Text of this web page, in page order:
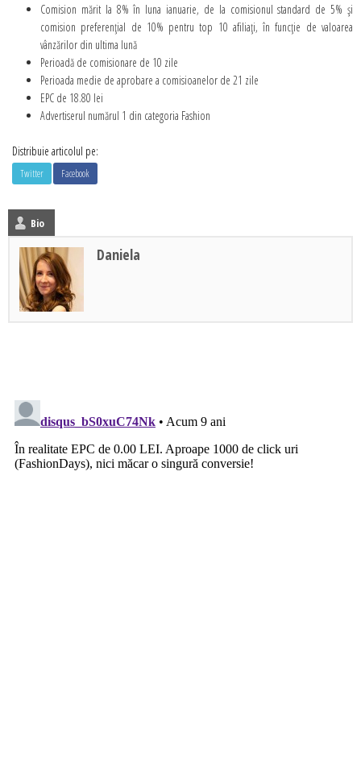
Comision mărit la 8% în luna ianuarie, de la comisionul standard de 5% și
comision preferențial de 10% pentru top 10 afiliați, în funcție de valoarea
vânzărilor din ultima lună
Perioadă de comisionare de 10 zile
Perioada medie de aprobare a comisioanelor de 21 zile
EPC de 18.80 lei
Advertiserul numărul 1 din categoria Fashion
Distribuie articolul pe:
Twitter Facebook
Bio
Daniela